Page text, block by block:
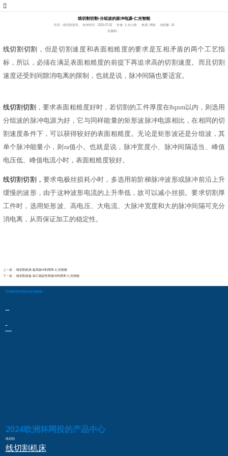
线切割切割-分组波的脉冲电源-仁光智能
栏目：线切割资讯 发布时间：2020-07-02 作者: 仁光小陈 来源: 网络
浏览量: 24
分享到：
线切割切割 ，但是切割速度和表面粗糙度的要求是互相矛盾的两个工艺指
标，所以，必须在满足表面粗糙度的前提下再追求高的切割速度。而且切割
速度还受到间隙消电离的限制，也就是说，脉冲间隔也要适宜。
线切割切割 ，要求表面粗糙度好时，若切割的工件厚度在8qnm以内，则选用
分组波的脉冲电源为好，它与同样能量的矩形波脉冲电源相比，在相同的切
割速度条件下，可以获得较好的表面粗糙度。无论是矩形波还是分组波，其
单个脉冲能量小，则 ra值小。也就是说，脉冲宽度小、脉冲间隔适当、峰值
电压低、峰值电流小时，表面粗糙度较好。
线切割切割 ，要求电极丝损耗小时，多选用前阶梯脉冲波形或脉冲前沿上升
缓慢的波形，由于这种波形电流的上升率低，故可以减小丝损。要求切割厚
工件时，选用矩形波、高电压、大电流、大脉冲宽度和大的脉冲间隔可充分
消电离，从而保证加工的稳定性。
上一篇： 线切割机床-提高脉冲利用率-仁光智能
下一篇： 线切割设备-加工稳定性和脉冲利用率-仁光智能
2024欧洲杯网投的友情链接：
2024欧洲杯网投的产品中心
线切割
线切割机床